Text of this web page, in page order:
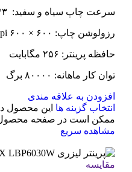
سرعت چاپ سیاه و سفید: ۴۳ برگ در دقیقه
رزولوشن چاپ: ۶۰۰ × ۶۰۰ dpi
حافظه پرینتر: ۲۵۶ مگابایت
توان کار ماهانه: ۸۰۰۰۰ برگ
افزودن به علاقه مندی
انتخاب گزینه ها این محصول
ممکن است در صفحه محصول
مشاهده سریع
مقایسه